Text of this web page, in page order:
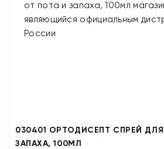
030401 ОРТОДИСЕПТ СПРЕЙ
ЗАПАХА, 100МЛ